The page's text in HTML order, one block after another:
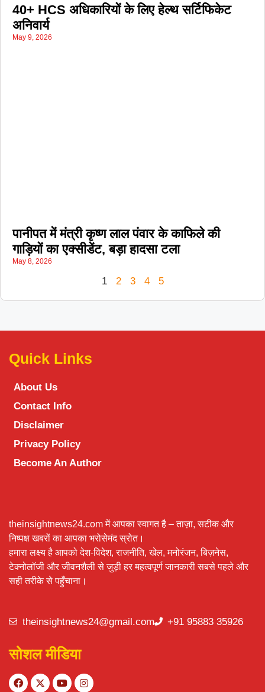
40+ HCS अधिकारियों के लिए हेल्थ सर्टिफिकेट
अनिवार्य
May 9, 2026
पानीपत में मंत्री कृष्ण लाल पंवार के काफिले की
गाड़ियों का एक्सीडेंट, बड़ा हादसा टला
May 8, 2026
1 2 3 4 5
Quick Links
About Us
Contact Info
Disclaimer
Privacy Policy
Become An Author
theinsightnews24.com में आपका स्वागत है – ताज़ा, सटीक और
निष्पक्ष खबरों का आपका भरोसेमंद स्रोत।
हमारा लक्ष्य है आपको देश-विदेश, राजनीति, खेल, मनोरंजन, बिज़नेस,
टेक्नोलॉजी और जीवनशैली से जुड़ी हर महत्वपूर्ण जानकारी सबसे पहले और
सही तरीके से पहुँचाना।
theinsightnews24@gmail.com +91 95883 35926
सोशल मीडिया